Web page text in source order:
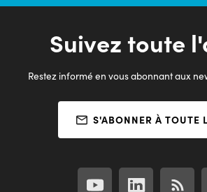
16/
Suivez toute
Restez informé en vous abonnant aux
S'ABONNER À TOUTE